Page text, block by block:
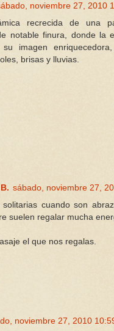
noviembre 27, 2010
recrecida de una
notable finura, donde la
imagen
brisas y lluvias.
sábado, noviembre 27,
solitarias cuando son
suelen regalar mucha
el que nos regalas.
noviembre 27, 2010